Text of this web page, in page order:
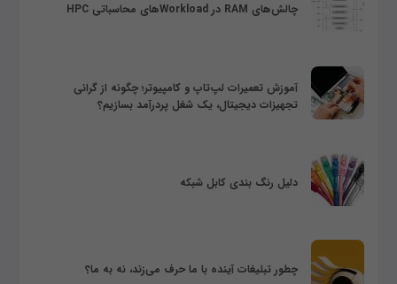
چالش‌های RAM در Workloadهای محاسباتی HPC
آموزش تعمیرات لپ‌تاپ و کامپیوتر؛ چگونه از گرانی
تجهیزات دیجیتال، یک شغل پردرآمد بسازیم؟
دلیل رنگ بندی کابل شبکه
چطور تبلیغات آینده با ما حرف می‌زند، نه به ما؟